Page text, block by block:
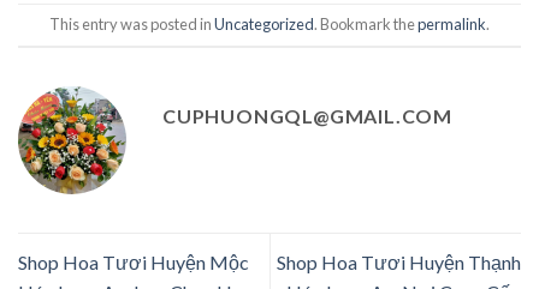
This entry was posted inUncategorized. Bookmark thepermalink.
CUPHUONGQL@GMAIL.COM
Shop Hoa Tươi Huyện Mộc
Shop Hoa Tươi Huyện Thạnh